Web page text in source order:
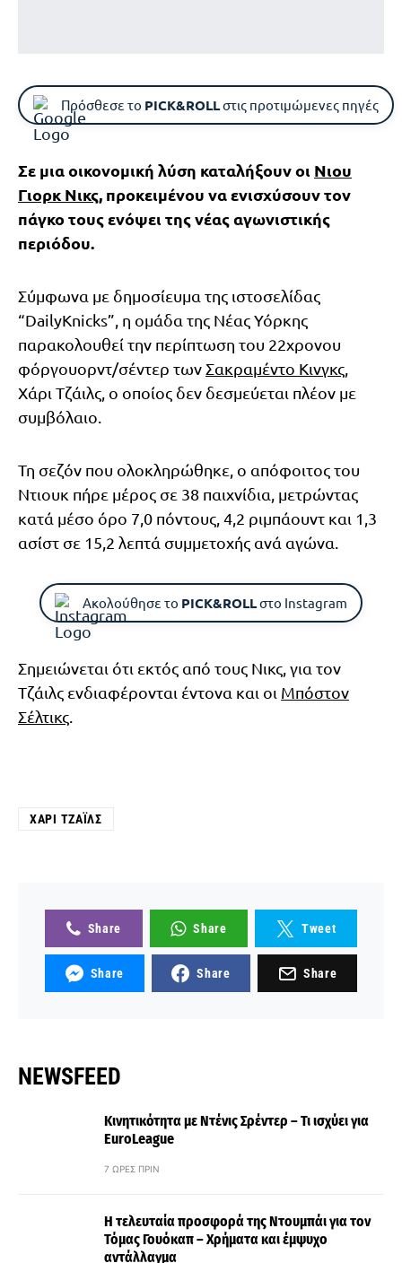
Πρόσθεσε το PICK&ROLLστις προτιμώμενες πηγές
Σε μια οικονομική λύση καταλήξουν οι Νιου
Γιορκ Νικς, προκειμένου να ενισχύσουν τον
πάγκο τους ενόψει της νέας αγωνιστικής
περιόδου.
Σύμφωνα με δημοσίευμα της ιστοσελίδας
“DailyKnicks”, η ομάδα της Νέας Υόρκης
παρακολουθεί την περίπτωση του 22χρονου
φόργουορντ/σέντερ τωνΣακραμέντο Κινγκς
Χάρι Τζάιλς, ο οποίος δεν δεσμεύεται πλέον με
συμβόλαιο.
Τη σεζόν που ολοκληρώθηκε, ο απόφοιτος του
Ντιουκ πήρε μέρος σε 38 παιχνίδια, μετρώντας
κατά μέσο όρο 7,0 πόντους, 4,2 ριμπάουντ και 1,3
ασίστ σε 15,2 λεπτά συμμετοχής ανά αγώνα.
Ακολούθησε το PICK&ROLLστο Instagram
Σημειώνεται ότι εκτός από τους Νικς, για τον
Τζάιλς ενδιαφέρονται έντονα και οι Μπόστον
Σέλτικς
ΧΆΡΙ ΤΖΆΙΛΣ
Share Share Tweet
Share Share Share
NEWSFEED
Κινητικότητα με Ντένις Σρέντερ – Τι ισχύει για
EuroLeague
7 ΏΡΕΣ ΠΡΙΝ
Η τελευταία προσφορά της Ντουμπάι για τον
Τόμας Γουόκαπ – Χρήματα και έμψυχο
αντάλλαγμα